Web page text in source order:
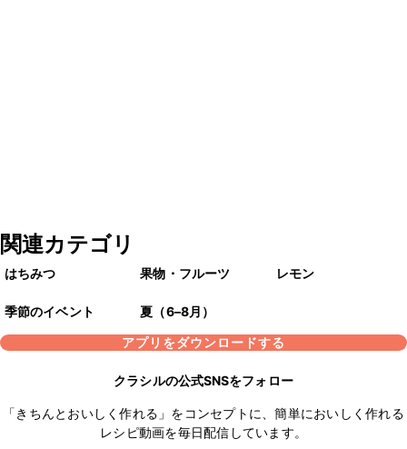
関連カテゴリ
はちみつ 果物・フルーツ レモン
季節のイベント
夏（6–8月）
アプリをダウンロードする
クラシルの公式SNSをフォロー
「きちんとおいしく作れる」をコンセプトに、簡単においしく作れる
レシピ動画を毎日配信しています。